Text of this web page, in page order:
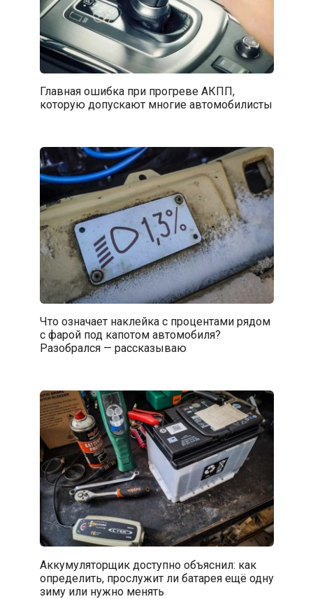
Главная ошибка при прогреве АКПП,
которую допускают многие автомобилисты
Что означает наклейка с процентами рядом
с фарой под капотом автомобиля?
Разобрался — рассказываю
Аккумуляторщик доступно объяснил: как
определить, прослужит ли батарея ещё одну
зиму или нужно менять